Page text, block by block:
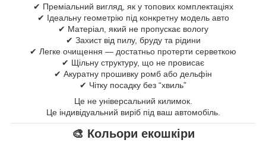
✔ Преміальний вигляд, як у топових комплектаціях
✔ Ідеальну геометрію під конкретну модель авто
✔ Матеріал, який не пропускає вологу
✔ Захист від пилу, бруду та рідини
✔ Легке очищення — достатньо протерти серветкою
✔ Щільну структуру, що не провисає
✔ Акуратну прошивку ромб або дельфін
✔ Чітку посадку без “хвиль”
Це не універсальний килимок.
Це індивідуальний виріб під ваш автомобіль.
🎨 Кольори екошкіри